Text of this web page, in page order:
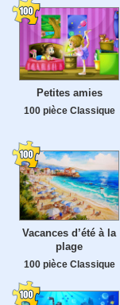
Petites amies
100 pièce Classique
Vacances d’été à la
plage
100 pièce Classique